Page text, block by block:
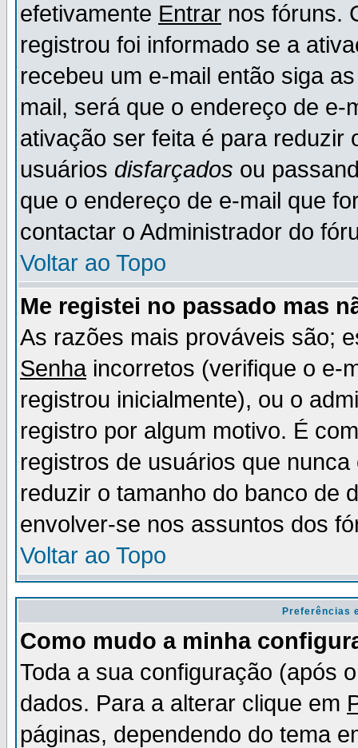
efetivamente Entrar nos fóruns.
registrou foi informado se a
recebeu um e-mail então siga
mail, será que o endereço de
ativação ser feita é para reduzir
usuários disfarçados ou
que o endereço de e-mail que
contactar o Administrador do
Voltar ao Topo
Me registei no passado mas
As razões mais prováveis são;
Senhaincorretos (verifique o e-
registrou inicialmente), ou o
registro por algum motivo. É
registros de usuários que
reduzir o tamanho do banco de
envolver-se nos assuntos dos
Voltar ao Topo
Preferências
Como mudo a minha
Toda a sua configuração (após
dados. Para a alterar clique em
páginas, dependendo do tema